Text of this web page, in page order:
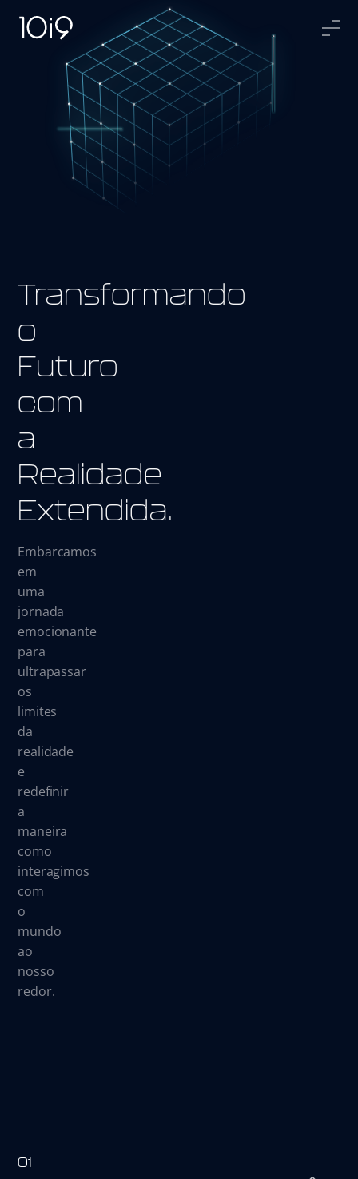
Transformando
o
Futuro
com
a
Realidade
Extendida.
Embarcamos
em
uma
jornada
emocionante
para
ultrapassar
os
limites
da
realidade
e
redefinir
a
maneira
como
interagimos
com
o
mundo
ao
nosso
redor.
01